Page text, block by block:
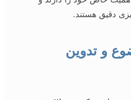
دقیق هستند.
و تدوین